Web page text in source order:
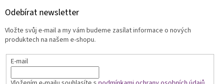
Odebírat newsletter
Vložte svůj e-mail a my vám budeme zasílat informace o nových
produktech na našem e-shopu.
E-mail